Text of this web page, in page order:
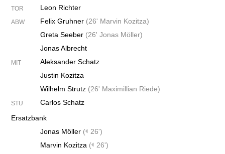
TOR Leon Richter
ABW Felix Gruhner (26' Marvin Kozitza)
Greta Seeber (26' Jonas Möller)
Jonas Albrecht
MIT
Aleksander Schatz
Justin Kozitza
Wilhelm Strutz (26' Maximillian Riede)
STU
Carlos Schatz
Ersatzbank
Jonas Möller (
26')
Marvin Kozitza (
26')